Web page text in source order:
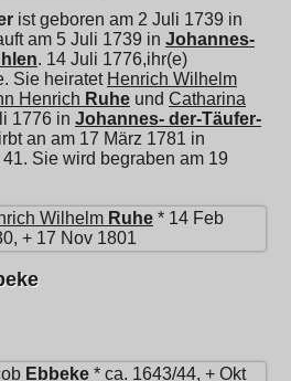
ist geboren am 2 Juli 1739 in
am 5 Juli 1739 in Johannes-
. 14 Juli 1776,ihr(e)
Sie heiratet Henrich Wilhelm
Henrich Ruhe und Catharina
1776 in Johannes- der-Täufer-
an am 17 März 1781 in
Sie wird begraben am 19
Wilhelm Ruhe * 14 Feb
+ 17 Nov 1801
Ebbeke * ca. 1643/44, + Okt